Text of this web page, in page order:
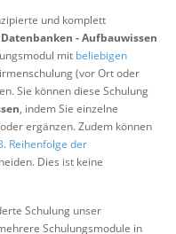
und komplett
- Aufbauwissen
mit beliebigen
(vor Ort oder
Sie können diese Schulung
, indem Sie einzelne
ergänzen. Zudem können
Reihenfolge der
Dies ist keine
Schulung unser
Schulungsmodule in